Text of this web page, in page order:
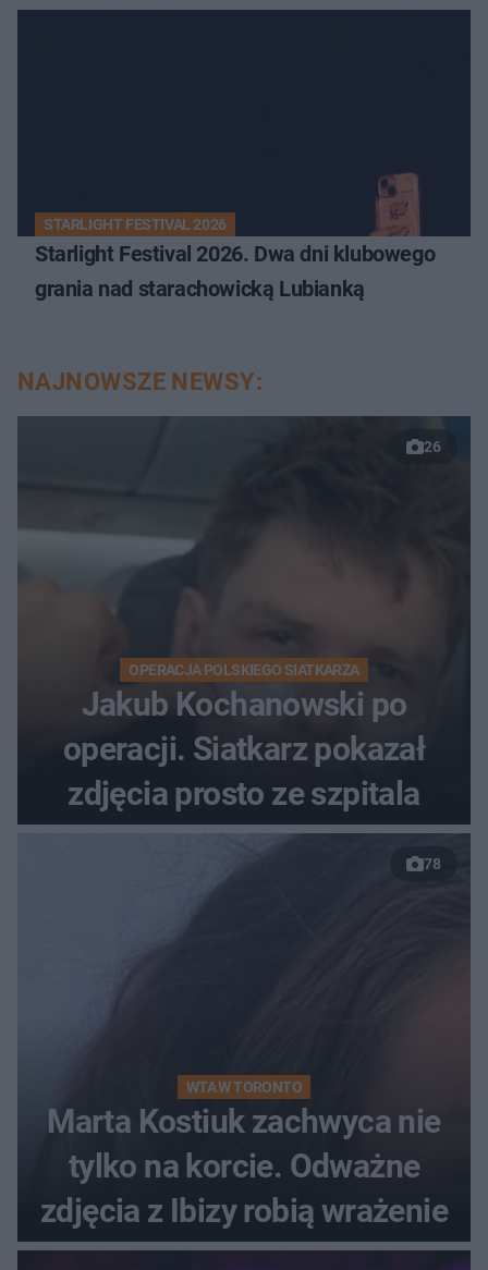
STARLIGHT FESTIVAL 2026
Starlight Festival 2026. Dwa dni klubowego
grania nad starachowicką Lubianką
NAJNOWSZE NEWSY:
26
OPERACJA POLSKIEGO SIATKARZA
Jakub Kochanowski po
operacji. Siatkarz pokazał
zdjęcia prosto ze szpitala
78
WTA W TORONTO
Marta Kostiuk zachwyca nie
tylko na korcie. Odważne
zdjęcia z Ibizy robią wrażenie